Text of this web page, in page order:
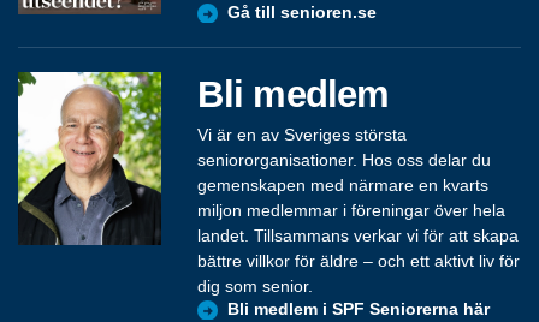
Gå till senioren.se
Bli medlem
Vi är en av Sveriges största
seniororganisationer. Hos oss delar du
gemenskapen med närmare en kvarts
miljon medlemmar i föreningar över hela
landet. Tillsammans verkar vi för att skapa
bättre villkor för äldre – och ett aktivt liv för
dig som senior.
Bli medlem i SPF Seniorerna här